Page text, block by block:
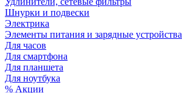
Шнурки и подвески
Электрика
Элементы питания и зарядные устройства
Для часов
Для смартфона
Для планшета
Для ноутбука
% Акции